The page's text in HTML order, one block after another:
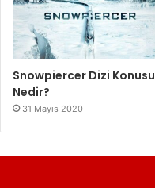
Snowpiercer Dizi Konusu
Nedir?
31 Mayıs 2020